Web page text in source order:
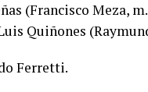
(Francisco Meza,
Quiñones
Ferretti.